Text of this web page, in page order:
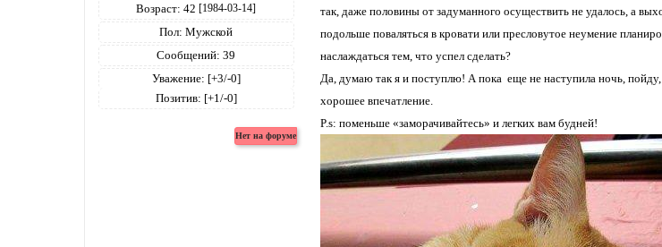
Возраст: 42 [1984-03-14]
Пол: Мужской
Сообщений: 39
Уважение: [+3/-0]
Позитив: [+1/-0]
так, даже половины от задуманного осуществить не удалось, а
подольше поваляться в кровати или пресловутое неумение
наслаждаться тем, что успел сделать?
Да, думаю так я и поступлю! А пока еще не наступила ночь,
хорошее впечатление.
P.s: поменьше «заморачивайтесь» и легких вам будней!